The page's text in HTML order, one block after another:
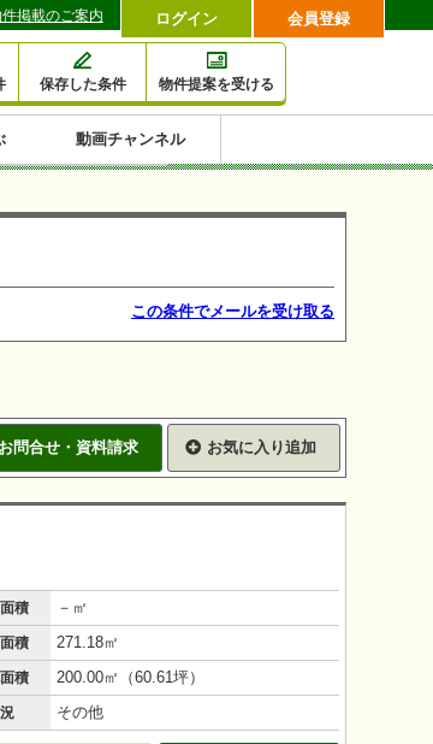
保存した条件 物件提案を受ける
動画チャンネル
ログイン 会員登録
掲載のご案内
この条件でメールを受け取る
お気に入り追加
お問合せ・資料請求
積 －㎡
積 271.18㎡
積 200.00㎡（60.61坪）
その他